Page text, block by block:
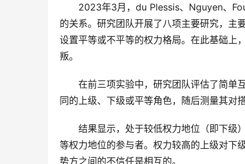
2023年3月，du Plessis、Nguyen、
的关系。研究团队开展了八项主要研究，主
设置平等或不平等的权力格局。在此基础上
叛。
在前三项实验中，研究团队评估了简单
同的上级、下级或平等角色，随后测量其对
结果显示，处于较低权力地位（即下级
等权力地位的参与者。权力较高的上级对下
势方之间的不信任是相互的。